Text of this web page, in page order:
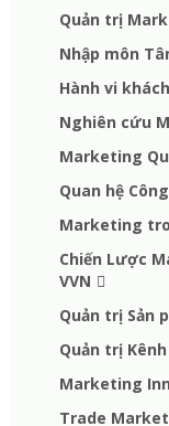
Quản trị
Nhập môn
Hành vi
Nghiên cứu
Marketing
Quan hệ
Marketing
Chiến Lược
VVN
Quản trị Sản
Quản trị
Marketing
Trade